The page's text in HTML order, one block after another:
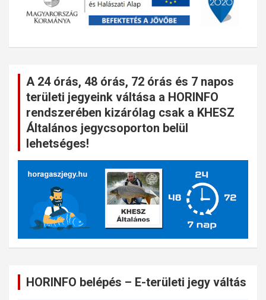
A 24 órás, 48 órás, 72 órás és 7 napos
területi jegyeink váltása a HORINFO
rendszerében kizárólag csak a KHESZ
Általános jegycsoporton belül
lehetséges!
HORINFO belépés – E-területi jegy váltás